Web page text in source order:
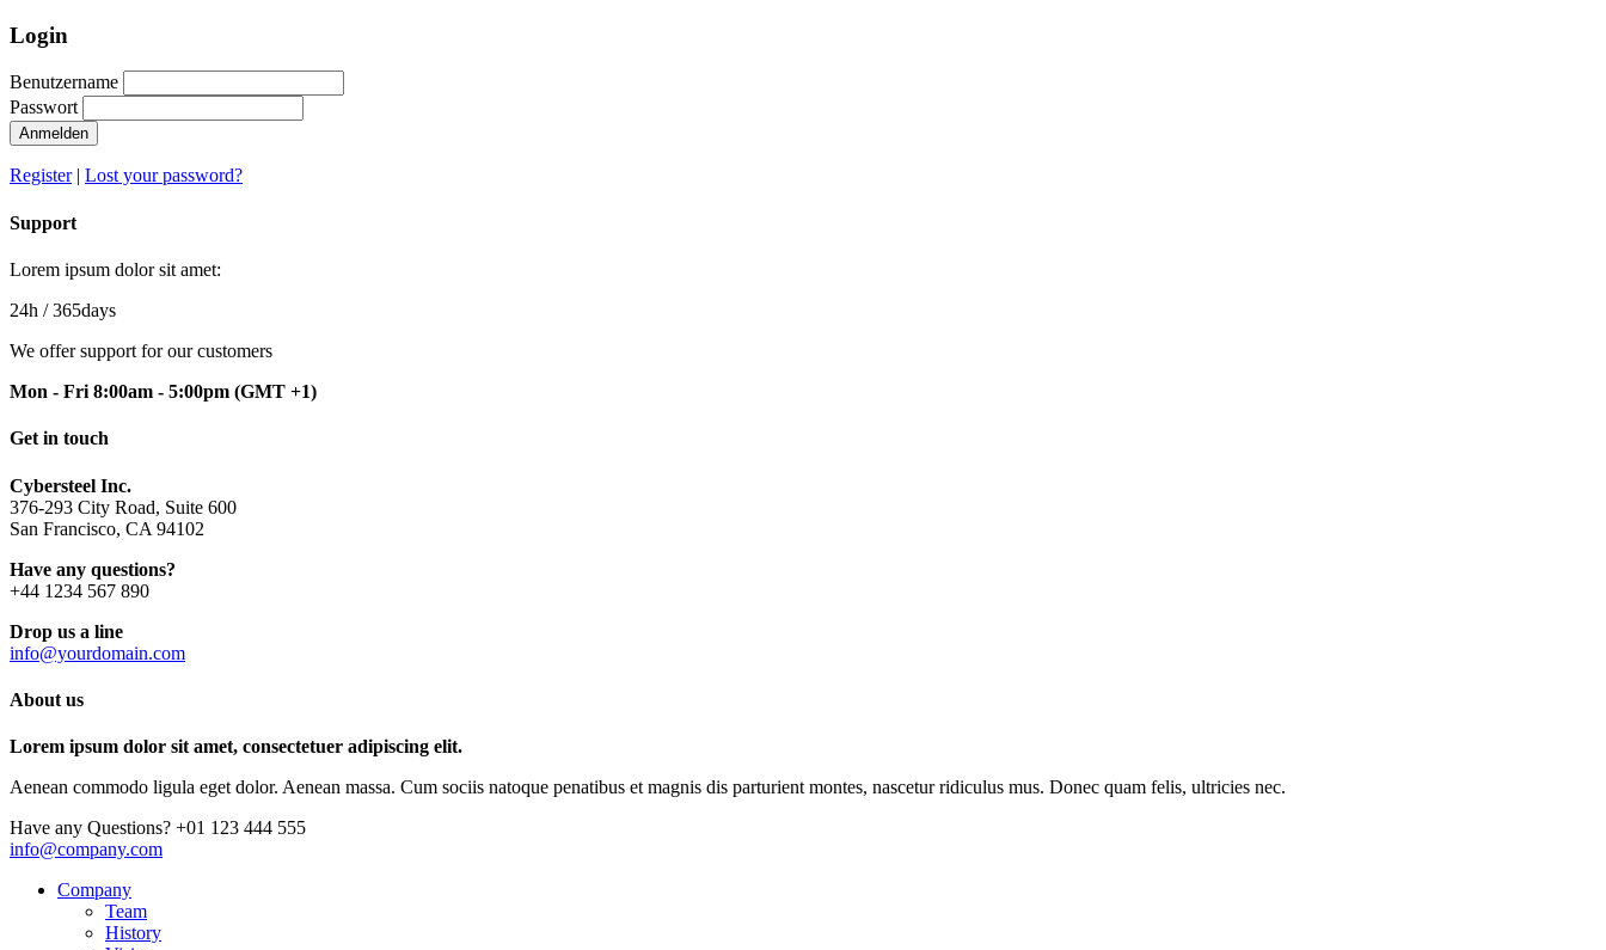
Login
Benutzername
Passwort
Anmelden
Register| Lost your password?
Support
Lorem ipsum dolor sit amet:
24h / 365days
We offer support for our customers
Mon - Fri 8:00am - 5:00pm (GMT +1)
Get in touch
Cybersteel Inc.
376-293 City Road, Suite 600
San Francisco, CA 94102
Have any questions?
+44 1234 567 890
Drop us a line
info@yourdomain.com
About us
Lorem ipsum dolor sit amet, consectetuer adipiscing elit.
Aenean commodo ligula eget dolor. Aenean massa. Cum sociis natoque penatibus et magnis dis parturient montes, nascetur ridiculus mus. Donec quam felis, ultricies nec.
Have any Questions? +01 123 444 555
info@company.com
Company
Team
History